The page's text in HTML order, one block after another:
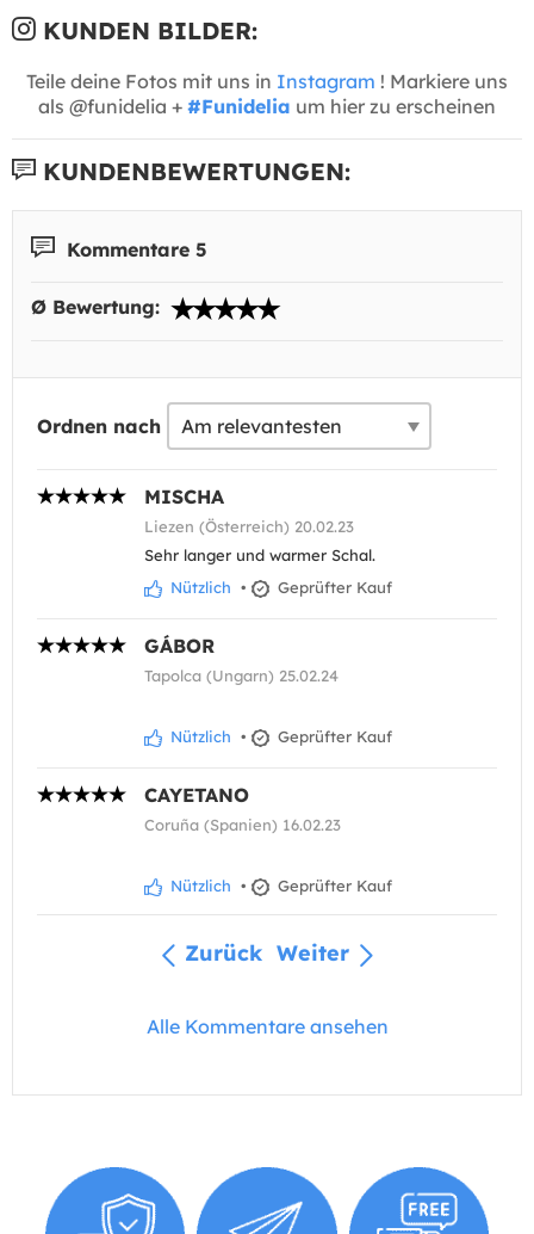
KUNDEN BILDER:
Teile deine Fotos mit uns in Instagram ! Markiere uns
als @funidelia + #Funidelia um hier zu erscheinen
KUNDENBEWERTUNGEN:
Kommentare 5
Ø Bewertung:
Ordnen nach
MISCHA
Liezen (Österreich) 20.02.23
Sehr langer und warmer Schal.
Nützlich • Geprüfter Kauf
GÁBOR
Tapolca (Ungarn) 25.02.24
Nützlich • Geprüfter Kauf
CAYETANO
Coruña (Spanien) 16.02.23
Nützlich • Geprüfter Kauf
Zurück Weiter
Alle Kommentare ansehen